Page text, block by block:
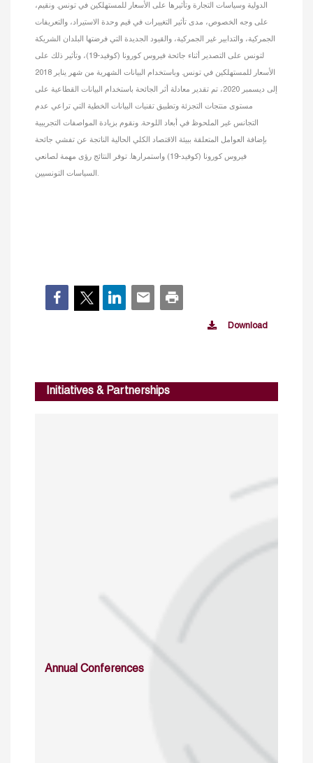
الدولية وسياسات التجارة وتأثيرها على الأسعار للمستهلكين في تونس. ونقيم،
على وجه الخصوص، مدى تأثير التغييرات في قيم وحدة الاستيراد، والتعريفات
الجمركية، والتدابير غير الجمركية، والقيود الجديدة التي فرضتها البلدان الشريكة
لتونس على التصدير أثناء جائحة فيروس كورونا (كوفيد-19)، وتأثير ذلك على
الأسعار للمستهلكين في تونس. وباستخدام البيانات الشهرية من شهر يناير 2018
إلى ديسمبر 2020، تم تقدير معادلة أثر الجائحة باستخدام البيانات القطاعية على
مستوى منتجات التجزئة وتطبيق تقنيات البيانات الخطية التي تراعي عدم
التجانس غير الملحوظ في أبعاد اللوحة. ونقوم بزيادة المواصفات التجريبية
بإضافة العوامل المتعلقة ببيئة الاقتصاد الكلي الحالية الناتجة عن تفشي جائحة
فيروس كورونا (كوفيد-19) واستمرارها. توفر النتائج رؤى مهمة لصانعي
Download
Initiatives & Partnerships
Annual Conferences